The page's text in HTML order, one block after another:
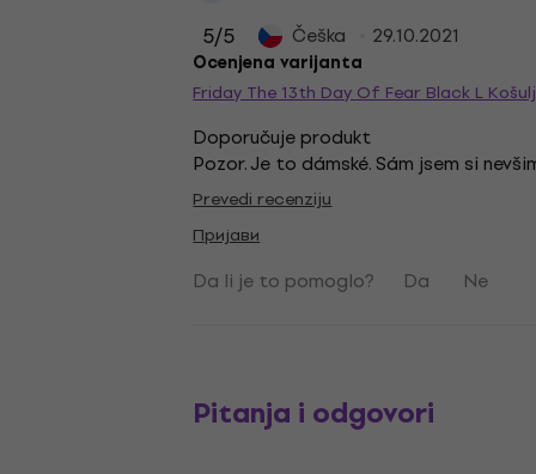
5/5 Češka 29.10.2021
Ocenjena varijanta
Friday The 13th Day Of Fear Black L
Doporučuje produkt
Pozor. Je to dámské. Sám jsem si
Prevedi recenziju
Пријави
Da li je to pomoglo? Da Ne
Pitanja i odgovori